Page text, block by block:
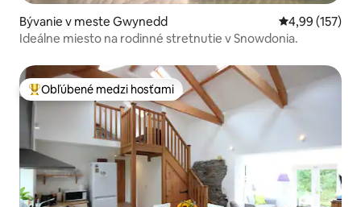
Bývanie v meste Gwynedd Priemerné
4,99 (157)
Ideálne miesto na rodinné stretnutie v Snowdonia.
Najobľúbenejšie medzi hosťami
Obľúbené medzi hosťami